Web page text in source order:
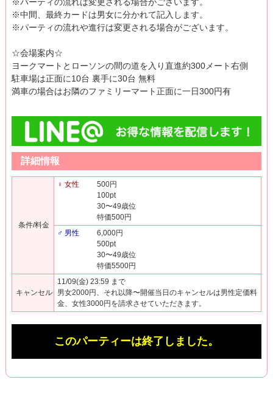
※中間、最終カードは男女に分かれて記入します。
※パーティの流れや進行は変更される場合がございます。
☆会場案内☆
ヨークマートとローソンの間の道を入り直進約300メート右側
駐車場は正面に10台 裏手に30台 無料
満車の場合はお隣のファミリーマート正面に一日300円有
詳細情報
条件/料金
♀ 女性
500円
100pt
30〜49歳位
特価500円
♂ 男性
6,000円
500pt
30〜49歳位
特価5500円
キャンセル
11/09(金) 23:59 まで
男女2000円、それ以降〜開催当日のキャンセルは男性定価料
金、女性3000円を請求させていただきます。
このパーティーは終了しました。